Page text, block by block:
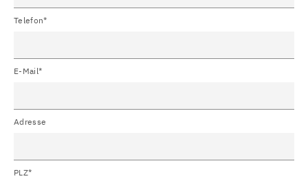
Telefon*
E-Mail*
Adresse
PLZ*